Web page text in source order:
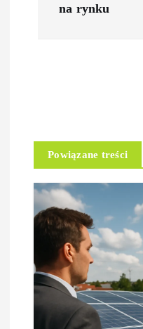
c
a
w
p
na rynku
Powiązane treści